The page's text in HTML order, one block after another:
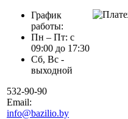
График
работы:
Пн – Пт: с
09:00 до 17:30
Сб, Вс -
выходной
532-90-90
Email:
info@bazilio.by